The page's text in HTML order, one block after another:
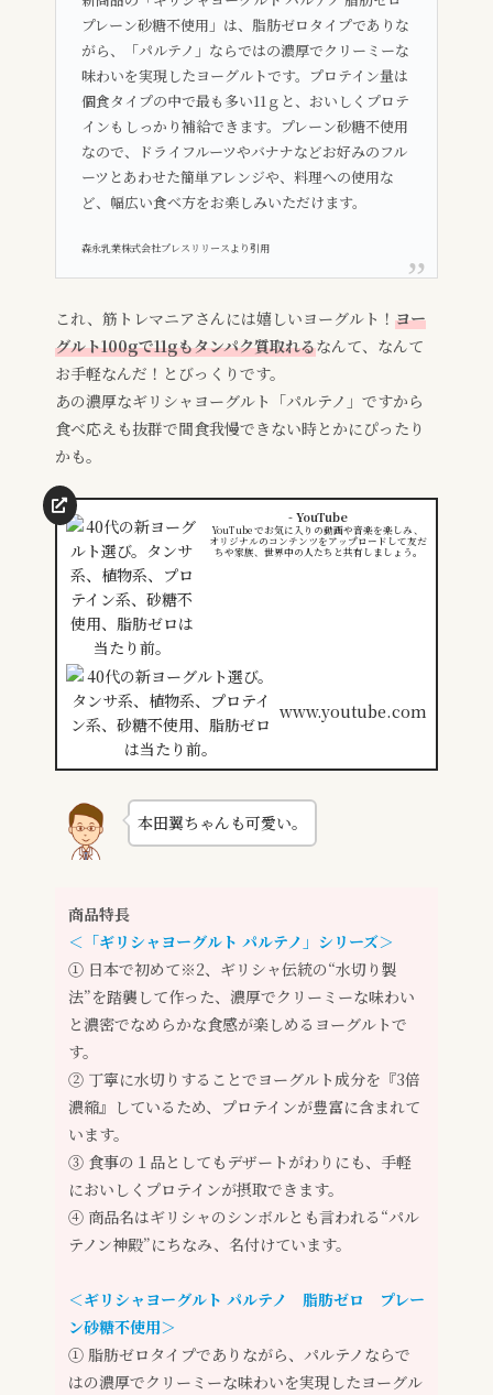
プレーン砂糖不使用」は、脂肪ゼロタイプでありな
がら、「パルテノ」ならではの濃厚でクリーミーな
味わいを実現したヨーグルトです。プロテイン量は
個食タイプの中で最も多い11ｇと、おいしくプロテ
インもしっかり補給できます。プレーン砂糖不使用
なので、ドライフルーツやバナナなどお好みのフル
ーツとあわせた簡単アレンジや、料理への使用な
ど、幅広い食べ方をお楽しみいただけます。
森永乳業株式会社プレスリリースより引用
これ、筋トレマニアさんには嬉しいヨーグルト！ ヨー
グルト100gで11gもタンパク質取れるなんて、なんて
お手軽なんだ！とびっくりです。
あの濃厚なギリシャヨーグルト「パルテノ」ですから
食べ応えも抜群で間食我慢できない時とかにぴったり
かも。
- YouTube
YouTube でお気に入りの動画や音楽を楽しみ、
オリジナルのコンテンツをアップロードして友だ
ちや家族、世界中の人たちと共有しましょう。
www.youtube.com
本田翼ちゃんも可愛い。
商品特長
＜「ギリシャヨーグルト パルテノ」シリーズ＞
① 日本で初めて※2、ギリシャ伝統の“水切り製
法”を踏襲して作った、濃厚でクリーミーな味わい
と濃密でなめらかな食感が楽しめるヨーグルトで
す。
② 丁寧に水切りすることでヨーグルト成分を『3倍
濃縮』しているため、プロテインが豊富に含まれて
います。
③ 食事の１品としてもデザートがわりにも、手軽
においしくプロテインが摂取できます。
④ 商品名はギリシャのシンボルとも言われる“パル
テノン神殿”にちなみ、名付けています。
＜ギリシャヨーグルト パルテノ 脂肪ゼロ プレー
ン砂糖不使用＞
① 脂肪ゼロタイプでありながら、パルテノならで
はの濃厚でクリーミーな味わいを実現したヨーグル